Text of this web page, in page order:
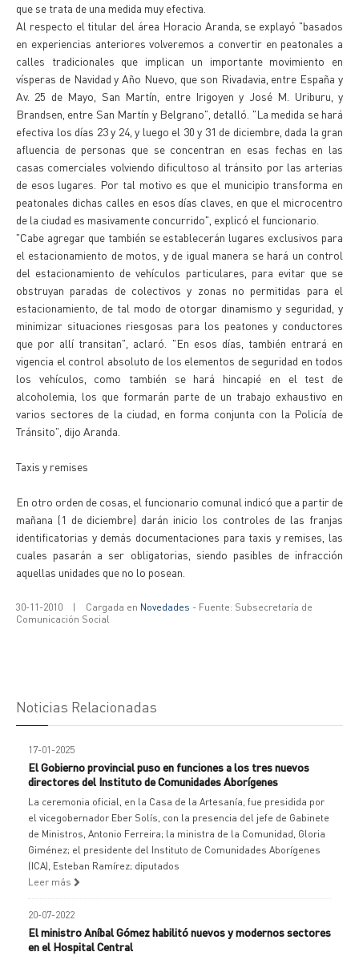
que se trata de una medida muy efectiva.
Al respecto el titular del área Horacio Aranda, se explayó "basados
en experiencias anteriores volveremos a convertir en peatonales a
calles tradicionales que implican un importante movimiento en
vísperas de Navidad y Año Nuevo, que son Rivadavia, entre España y
Av. 25 de Mayo, San Martín, entre Irigoyen y José M. Uriburu, y
Brandsen, entre San Martín y Belgrano", detalló. "La medida se hará
efectiva los días 23 y 24, y luego el 30 y 31 de diciembre, dada la gran
afluencia de personas que se concentran en esas fechas en las
casas comerciales volviendo dificultoso al tránsito por las arterias
de esos lugares. Por tal motivo es que el municipio transforma en
peatonales dichas calles en esos días claves, en que el microcentro
de la ciudad es masivamente concurrido", explicó el funcionario.
"Cabe agregar que también se establecerán lugares exclusivos para
el estacionamiento de motos, y de igual manera se hará un control
del estacionamiento de vehículos particulares, para evitar que se
obstruyan paradas de colectivos y zonas no permitidas para el
estacionamiento, de tal modo de otorgar dinamismo y seguridad, y
minimizar situaciones riesgosas para los peatones y conductores
que por allí transitan", aclaró. "En esos días, también entrará en
vigencia el control absoluto de los elementos de seguridad en todos
los vehículos, como también se hará hincapié en el test de
alcoholemia, los que formarán parte de un trabajo exhaustivo en
varios sectores de la ciudad, en forma conjunta con la Policía de
Tránsito", dijo Aranda.
Taxis y remises
En otro orden de cosas, el funcionario comunal indicó que a partir de
mañana (1 de diciembre) darán inicio los controles de las franjas
identificatorias y demás documentaciones para taxis y remises, las
cuales pasarán a ser obligatorias, siendo pasibles de infracción
aquellas unidades que no lo posean.
30-11-2010 | Cargada en Novedades - Fuente: Subsecretaría de
Comunicación Social
Noticias Relacionadas
17-01-2025
El Gobierno provincial puso en funciones a los tres nuevos
directores del Instituto de Comunidades Aborígenes
La ceremonia oficial, en la Casa de la Artesanía, fue presidida por
el vicegobernador Eber Solís, con la presencia del jefe de Gabinete
de Ministros, Antonio Ferreira; la ministra de la Comunidad, Gloria
Giménez; el presidente del Instituto de Comunidades Aborígenes
(ICA), Esteban Ramírez; diputados
Leer más
20-07-2022
El ministro Aníbal Gómez habilitó nuevos y modernos sectores
en el Hospital Central